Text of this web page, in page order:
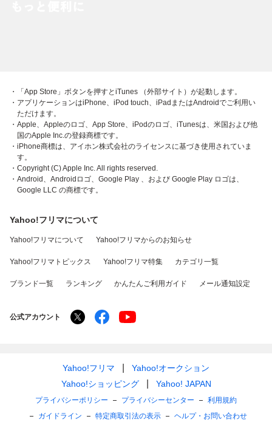
・「App Store」ボタンを押すとiTunes （外部サイト）が起動します。
・アプリケーションはiPhone、iPod touch、iPadまたはAndroidでご利用い
ただけます。
・Apple、Appleのロゴ、App Store、iPodのロゴ、iTunesは、米国および他
国のApple Inc.の登録商標です。
・iPhone商標は、アイホン株式会社のライセンスに基づき使用されていま
す。
・Copyright (C) Apple Inc. All rights reserved.
・Android、Androidロゴ、Google Play 、および Google Play ロゴは、
Google LLC の商標です。
Yahoo!フリマについて
Yahoo!フリマについて Yahoo!フリマからのお知らせ
Yahoo!フリマトピックス Yahoo!フリマ特集 カテゴリ一覧
ブランド一覧 ランキング かんたんご利用ガイド メール通知設定
公式アカウント
Yahoo!フリマ
Yahoo!オークション
Yahoo!ショッピング
Yahoo! JAPAN
プライバシーポリシー プライバシーセンター
利用規約
ガイドライン
特定商取引法の表示 ヘルプ・お問い合わせ